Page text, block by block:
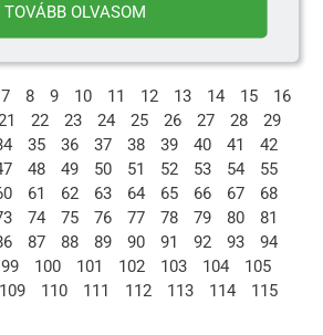
TOVÁBB OLVASOM
7 8 9 10 11 12 13 14 15
16
22 23 24 25 26 27 28
29
35 36 37 38 39 40 41
42
48 49 50 51 52 53 54
55
61 62 63 64 65 66 67
68
74 75 76 77 78 79 80
81
87 88 89 90 91 92 93
94
99 100 101 102 103 104
105
109 110 111 112 113 114 115